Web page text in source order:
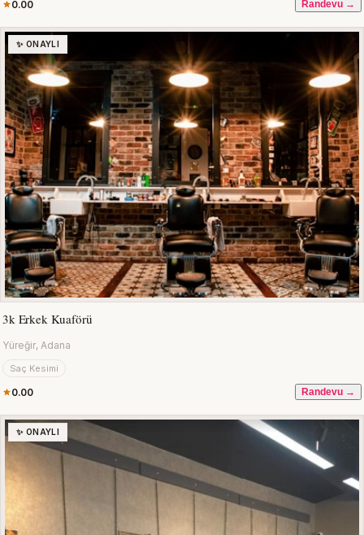
0.00 Randevu →
✨ ONAYLI
3k Erkek Kuaförü
Yüreğir, Adana
Saç Kesimi
0.00 Randevu →
✨ ONAYLI